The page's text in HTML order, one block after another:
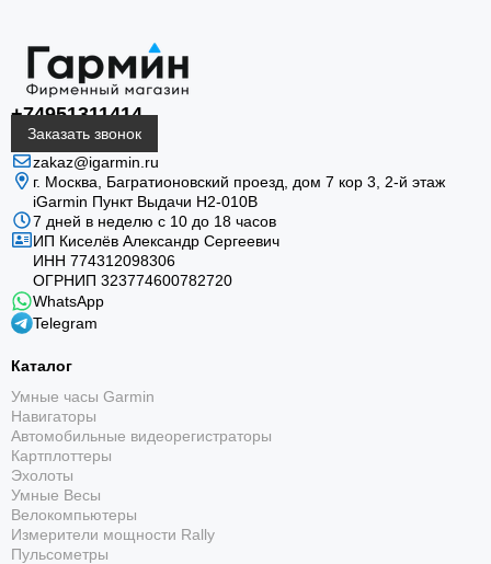
+74951311414
Заказать звонок
zakaz@igarmin.ru
г. Москва, Багратионовский проезд, дом 7 кор 3, 2-й этаж
iGarmin Пункт Выдачи Н2-010В
7 дней в неделю с 10 до 18 часов
ИП Киселёв Александр Сергеевич
ИНН 774312098306
ОГРНИП 323774600782720
WhatsApp
Telegram
Каталог
Умные часы Garmin
Навигаторы
Автомобильные видеорегистраторы
Картплоттеры
Эхолоты
Умные Весы
Велокомпьютеры
Измерители мощности Rally
Пульсометры